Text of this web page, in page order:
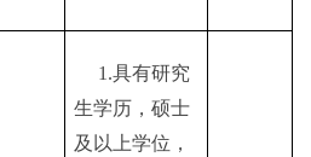
1.具有研究
生学历，硕士
及以上学位，